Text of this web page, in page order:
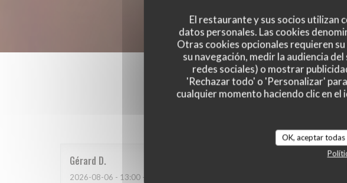
El restaurante y sus socios utilizan
datos personales. Las cookies
Otras cookies opcionales requieren
su navegación, medir la audiencia
redes sociales) o mostrar
'Rechazar todo' o 'Personalizar'
cualquier momento haciendo clic en
OK, aceptar todas
Las opiniones de
Gérard D
2026-08-06 - 13:00 - Invitados 3